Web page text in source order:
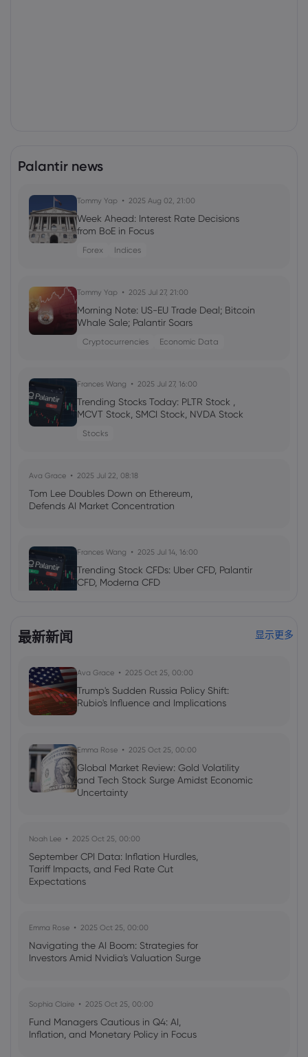
Palantir news
Tommy Yap 2025 Aug 02, 21:00
Week Ahead: Interest Rate Decisions
from BoE in Focus
Forex Indices
Tommy Yap 2025 Jul 27, 21:00
Morning Note: US-EU Trade Deal; Bitcoin
Whale Sale; Palantir Soars
Cryptocurrencies Economic Data
Frances Wang 2025 Jul 27, 16:00
Trending Stocks Today: PLTR Stock ,
MCVT Stock, SMCI Stock, NVDA Stock
Stocks
Ava Grace 2025 Jul 22, 08:18
Tom Lee Doubles Down on Ethereum,
Defends AI Market Concentration
Frances Wang 2025 Jul 14, 16:00
Trending Stock CFDs: Uber CFD, Palantir
CFD, Moderna CFD
Emma Rose
Apollo Global Management's Outlook
Cut Timing - News in a New Way
最新新闻 显示更多
Ava Grace 2025 Oct 25, 00:00
Trump's Sudden Russia Policy Shift:
Rubio's Influence and Implications
Emma Rose 2025 Oct 25, 00:00
Global Market Review: Gold Volatility
and Tech Stock Surge Amidst Economic
Uncertainty
Noah Lee 2025 Oct 25, 00:00
September CPI Data: Inflation Hurdles,
Tariff Impacts, and Fed Rate Cut
Expectations
Emma Rose 2025 Oct 25, 00:00
Navigating the AI Boom: Strategies for
Investors Amid Nvidia's Valuation Surge
Sophia Claire 2025 Oct 25, 00:00
Fund Managers Cautious in Q4: AI,
Inflation, and Monetary Policy in Focus